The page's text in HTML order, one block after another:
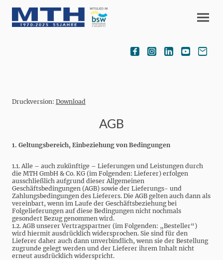
Druckversion: Download
AGB
1. Geltungsbereich, Einbeziehung von Bedingungen
1.1. Alle – auch zukünftige – Lieferungen und Leistungen durch
die MTH GmbH & Co. KG (im Folgenden: Lieferer) erfolgen
ausschließlich aufgrund dieser Allgemeinen
Geschäftsbedingungen (AGB) sowie der Lieferungs- und
Zahlungsbedingungen des Lieferers. Die AGB gelten auch dann als
vereinbart, wenn im Laufe der Geschäftsbeziehung bei
Folgelieferungen auf diese Bedingungen nicht nochmals
gesondert Bezug genommen wird.
1.2. AGB unserer Vertragspartner (im Folgenden: „Besteller“)
wird hiermit ausdrücklich widersprochen. Sie sind für den
Lieferer daher auch dann unverbindlich, wenn sie der Bestellung
zugrunde gelegt werden und der Lieferer ihrem Inhalt nicht
erneut ausdrücklich widerspricht.